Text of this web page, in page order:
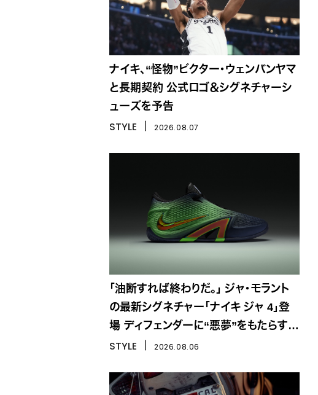
ナイキ、“怪物”ビクター・ウェンバンヤマ
と長期契約 公式ロゴ＆シグネチャーシ
ューズを予告
STYLE 2026.08.07
「油断すれば終わりだ。」 ジャ・モラント
の最新シグネチャー「ナイキ ジャ 4」登
場 ディフェンダーに“悪夢”をもたらす一
足
STYLE 2026.08.06